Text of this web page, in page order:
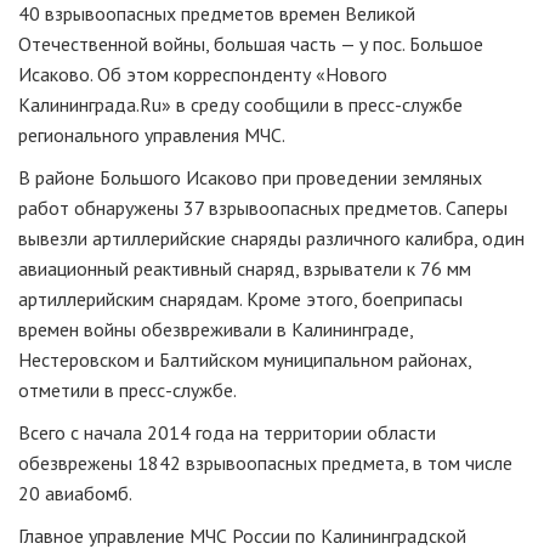
40 взрывоопасных предметов времен Великой
Отечественной войны, большая часть — у пос. Большое
Исаково. Об этом корреспонденту «Нового
Калининграда.Ru» в среду сообщили в пресс-службе
регионального управления МЧС.
В районе Большого Исаково при проведении земляных
работ обнаружены 37 взрывоопасных предметов. Саперы
вывезли артиллерийские снаряды различного калибра, один
авиационный реактивный снаряд, взрыватели к 76 мм
артиллерийским снарядам. Кроме этого, боеприпасы
времен войны обезвреживали в Калининграде,
Нестеровском и Балтийском муниципальном районах,
отметили в пресс-службе.
Всего с начала 2014 года на территории области
обезврежены 1842 взрывоопасных предмета, в том числе
20 авиабомб.
Главное управление МЧС России по Калининградской